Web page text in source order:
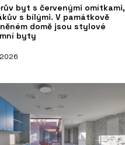
byt s červenými omítkami,
s bílými. V památkově
domě jsou stylové
byty